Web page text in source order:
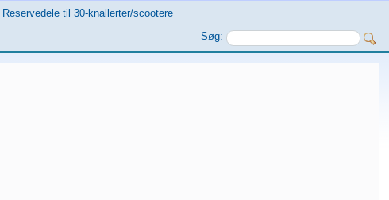
til 30-knallerter/scootere
Søg: